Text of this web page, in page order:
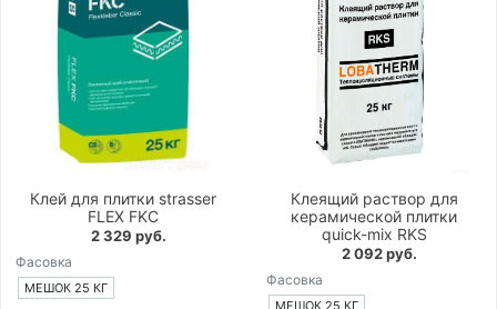
Клей для плитки strasser
FLEX FKC
2 329 руб.
Фасовка
МЕШОК 25 КГ
Клеящий раствор для
керамической плитки
quick-mix RKS
2 092 руб.
Фасовка